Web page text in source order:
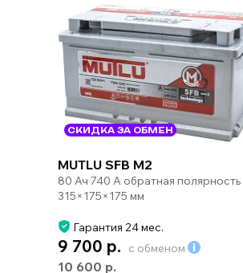
СКИДКА ЗА ОБМЕН
MUTLU SFB M2
80 Ач 740 А обратная полярность
315×175×175 мм
Гарантия 24 мес.
9 700 р. с обменом
10 600 р.